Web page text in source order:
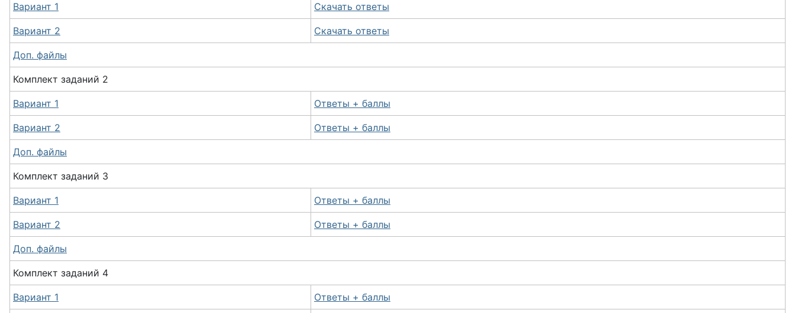
Вариант 1 Скачать ответы
Вариант 2 Скачать ответы
Доп. файлы
Комплект заданий 2
Вариант 1 Ответы + баллы
Вариант 2 Ответы + баллы
Доп. файлы
Комплект заданий 3
Вариант 1 Ответы + баллы
Вариант 2 Ответы + баллы
Доп. файлы
Комплект заданий 4
Вариант 1 Ответы + баллы